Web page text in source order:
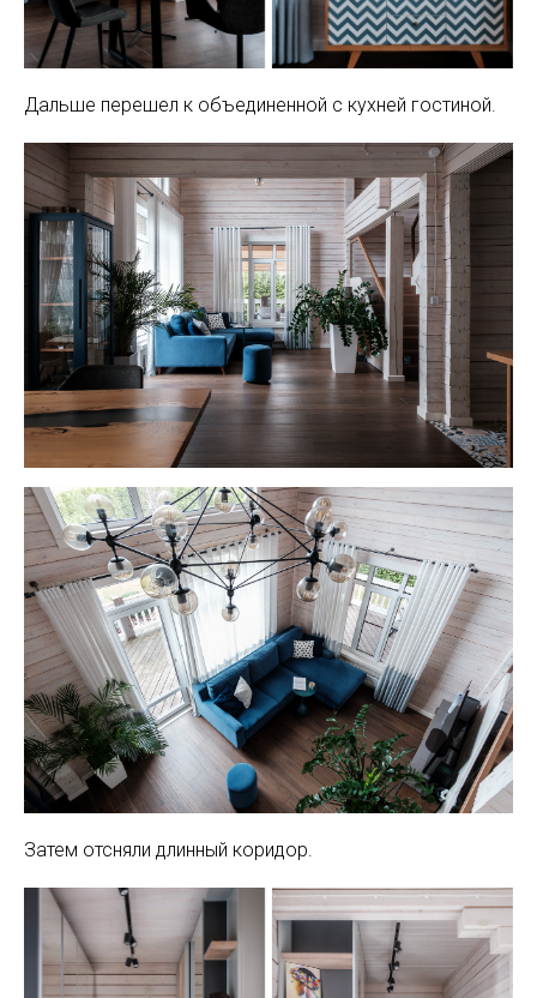
Дальше перешел к объединенной с кухней гостиной.
Затем отсняли длинный коридор.